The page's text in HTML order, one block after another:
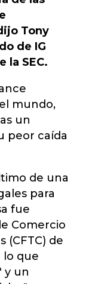
Tony
de IG
la SEC.
mundo,
un
peor caída
de una
para
fue
Comercio
(CFTC) de
lo que
y un